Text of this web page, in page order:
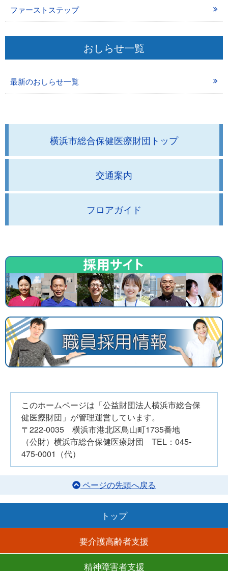
ファーストステップ
おしらせ一覧
最新のおしらせ一覧
横浜市総合保健医療財団トップ
交通案内
フロアガイド
このホームページは「公益財団法人横浜市総合保
健医療財団」が管理運営しています。
〒222-0035 横浜市港北区鳥山町1735番地
（公財）横浜市総合保健医療財団 TEL：045-
475-0001（代）
ページの先頭へ戻る
トップ
要介護高齢者支援
精神障害者支援